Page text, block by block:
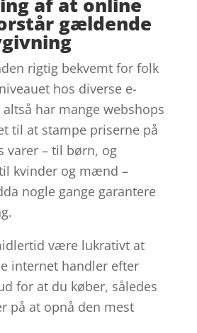
gældende
rigtig bekvemt for folk
hos diverse e-
har mange webshops
til at stampe priserne på
varer – til børn, og
kvinder og mænd –
nogle gange garantere
være lukrativt at
internet handler efter
for at du køber, således
på at opnå den mest